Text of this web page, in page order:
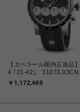
【エベラール国内正規品
4 ｢21-42｣ 31073.03CN
￥1,172,600